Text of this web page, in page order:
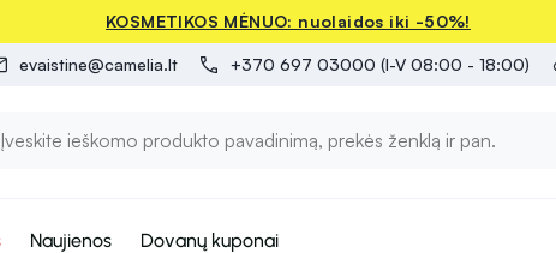
KOSMETIKOS MĖNUO: nuolaidos iki -50%!
evaistine@camelia.lt +370 697 03000 (I-V 08:00 - 18:00)
Naujienos Dovanų kuponai